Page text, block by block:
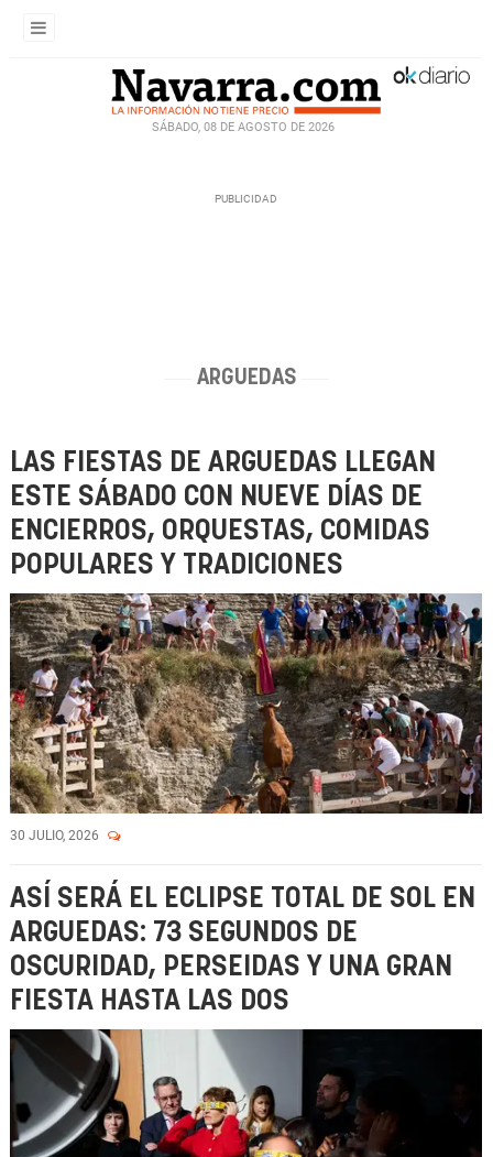
SÁBADO, 08 DE AGOSTO DE 2026
ARGUEDAS
LAS FIESTAS DE ARGUEDAS LLEGAN
ESTE SÁBADO CON NUEVE DÍAS DE
ENCIERROS, ORQUESTAS, COMIDAS
POPULARES Y TRADICIONES
30 JULIO, 2026
ASÍ SERÁ EL ECLIPSE TOTAL DE SOL EN
ARGUEDAS: 73 SEGUNDOS DE
OSCURIDAD, PERSEIDAS Y UNA GRAN
FIESTA HASTA LAS DOS